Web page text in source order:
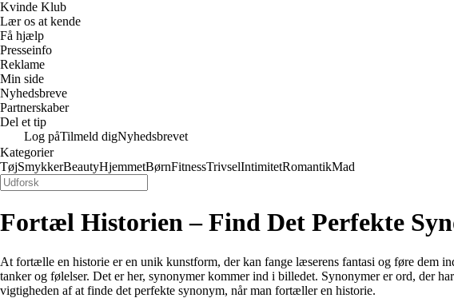
Kvinde Klub
Lær os at kende
Få hjælp
Presseinfo
Reklame
Min side
Nyhedsbreve
Partnerskaber
Del et tip
Log påTilmeld digNyhedsbrevet
Kategorier
TøjSmykkerBeautyHjemmetBørnFitnessTrivselIntimitetRomantikMad
Fortæl Historien – Find Det Perfekte
At fortælle en historie er en unik kunstform, der kan fange læserens fantasi og føre dem
tanker og følelser. Det er her, synonymer kommer ind i billedet. Synonymer er ord, der
vigtigheden af at finde det perfekte synonym, når man fortæller en historie.